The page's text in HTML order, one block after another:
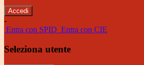
-
Entra con SPID Entra con CIE
Seleziona utente